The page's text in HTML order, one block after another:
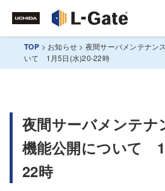
TOP > お知らせ > 夜間サーバメンテナン
いて 1月5日(水)20-22時
夜間サーバメンテナ
機能公開について
22時